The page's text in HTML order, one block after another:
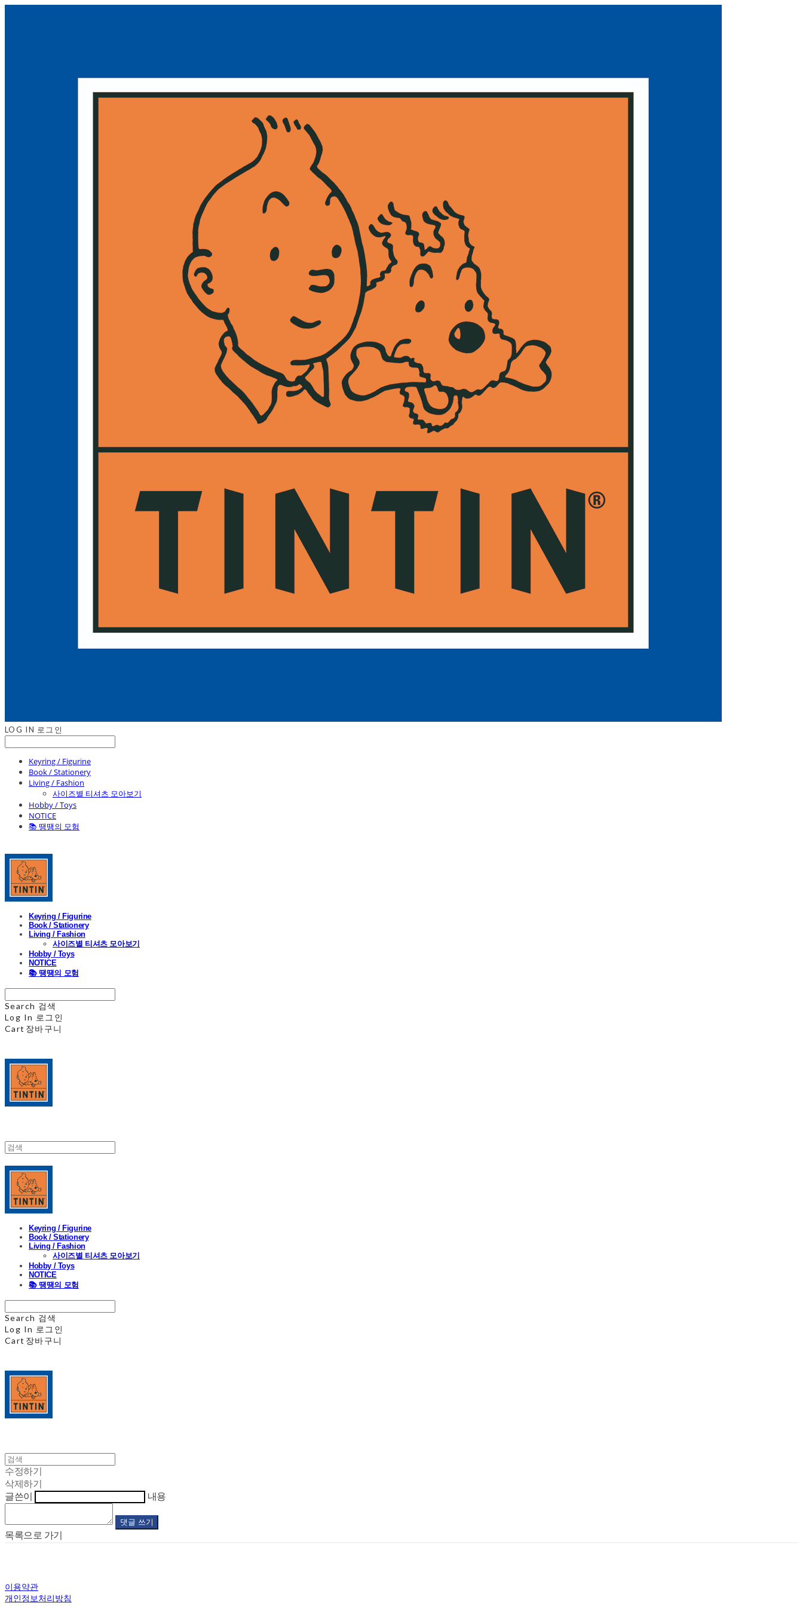
LOG IN 로그인
Keyring / Figurine
Book / Stationery
Living / Fashion
사이즈별 티셔츠 모아보기
Hobby / Toys
NOTICE
📚 땡땡의 모험
Keyring / Figurine
Book / Stationery
Living / Fashion
사이즈별 티셔츠 모아보기
Hobby / Toys
NOTICE
📚 땡땡의 모험
Search 검색
Log In 로그인
Cart 장바구니
Keyring / Figurine
Book / Stationery
Living / Fashion
사이즈별 티셔츠 모아보기
Hobby / Toys
NOTICE
📚 땡땡의 모험
Search 검색
Log In 로그인
Cart 장바구니
수정하기
삭제하기
글쓴이
내용
댓글 쓰기
목록으로 가기
이용약관
개인정보처리방침